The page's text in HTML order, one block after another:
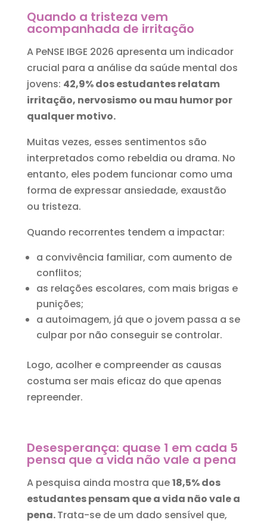
Quando a tristeza vem
acompanhada de irritação
A PeNSE IBGE 2026 apresenta um indicador
crucial para a análise da saúde mental dos
jovens: 42,9% dos estudantes relatam
irritação, nervosismo ou mau humor por
qualquer motivo.
Muitas vezes, esses sentimentos são
interpretados como rebeldia ou drama. No
entanto, eles podem funcionar como uma
forma de expressar ansiedade, exaustão
ou tristeza.
Quando recorrentes tendem a impactar:
a convivência familiar, com aumento de
conflitos;
as relações escolares, com mais brigas e
punições;
a autoimagem, já que o jovem passa a se
culpar por não conseguir se controlar.
Logo, acolher e compreender as causas
costuma ser mais eficaz do que apenas
repreender.
Desesperança: quase 1 em cada 5
pensa que a vida não vale a pena
A pesquisa ainda mostra que18,5% dos
estudantes pensam que a vida não vale a
pena.Trata-se de um dado sensível que,